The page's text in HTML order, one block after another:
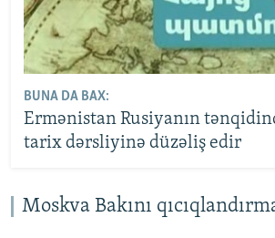
BUNA DA BAX:
Ermənistan Rusiyanın
tarix dərsliyinə düzəliş edir
Moskva Bakını